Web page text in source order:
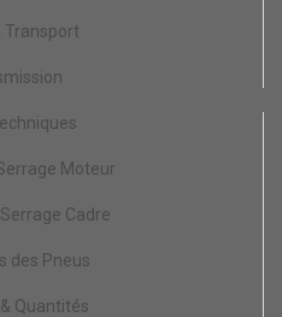
Transport
Moteur
Cadre
des Pneus
& Quantités